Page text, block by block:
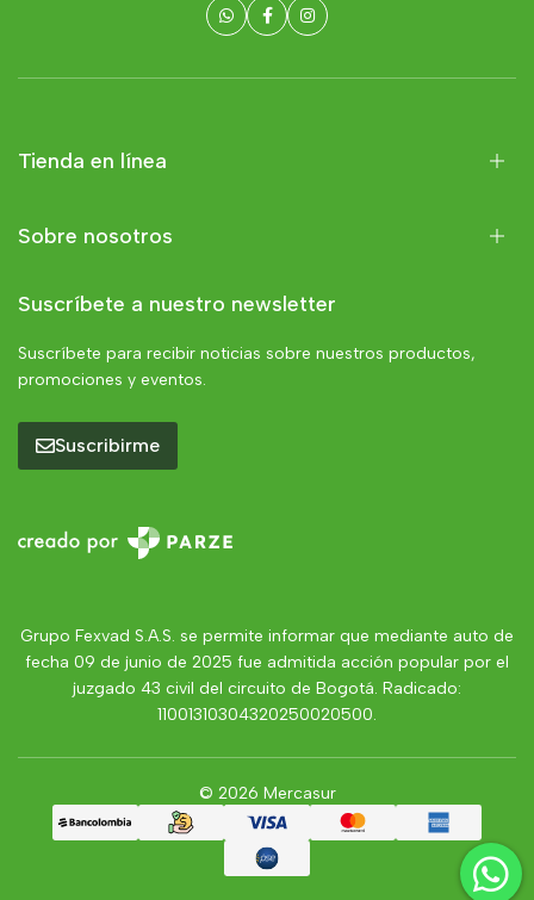
Tienda en línea
Sobre nosotros
Suscríbete a nuestro newsletter
Suscríbete para recibir noticias sobre nuestros productos,
promociones y eventos.
Suscribirme
Grupo Fexvad S.A.S. se permite informar que mediante auto de
fecha 09 de junio de 2025 fue admitida acción popular por el
juzgado 43 civil del circuito de Bogotá. Radicado:
11001310304320250020500.
© 2026 Mercasur